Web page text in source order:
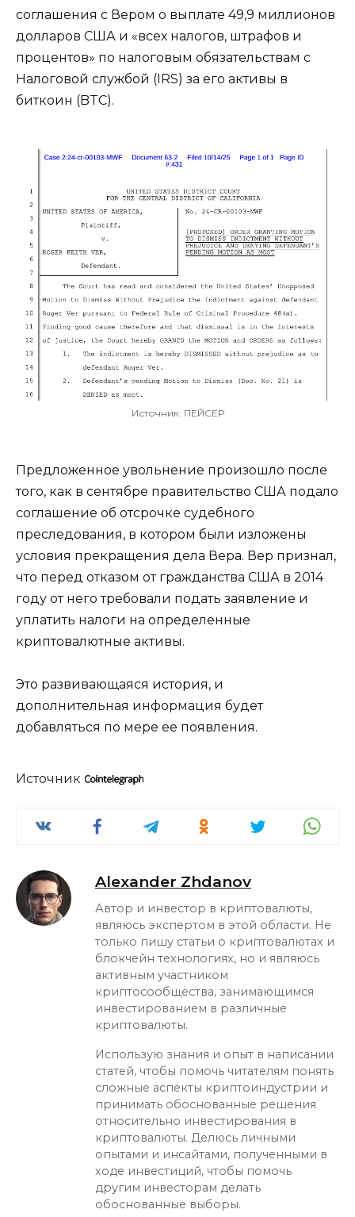
соглашения с Вером о выплате 49,9 миллионов
долларов США и «всех налогов, штрафов и
процентов» по ​​налоговым обязательствам с
Налоговой службой (IRS) за его активы в
биткоин (BTC).
Источник: ПЕЙСЕР
Предложенное увольнение произошло после
того, как в сентябре правительство США подало
соглашение об отсрочке судебного
преследования, в котором были изложены
условия прекращения дела Вера. Вер признал,
что перед отказом от гражданства США в 2014
году от него требовали подать заявление и
уплатить налоги на определенные
криптовалютные активы.
Это развивающаяся история, и
дополнительная информация будет
добавляться по мере ее появления.
Источник
Alexander Zhdanov
Автор и инвестор в криптовалюты,
являюсь экспертом в этой области. Не
только пишу статьи о криптовалютах и
блокчейн технологиях, но и являюсь
активным участником
криптосообщества, занимающимся
инвестированием в различные
криптовалюты.
Использую знания и опыт в написании
статей, чтобы помочь читателям понять
сложные аспекты криптоиндустрии и
принимать обоснованные решения
относительно инвестирования в
криптовалюты. Делюсь личными
опытами и инсайтами, полученными в
ходе инвестиций, чтобы помочь
другим инвесторам делать
обоснованные выборы.